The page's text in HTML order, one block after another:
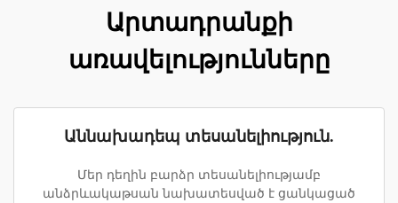
Արտադրանքի
առավելությունները
Աննախադեպ տեսանելիություն.
Մեր դեղին բարձր տեսանելիությամբ
անձրևակաթսան նախատեսված է ցանկացած